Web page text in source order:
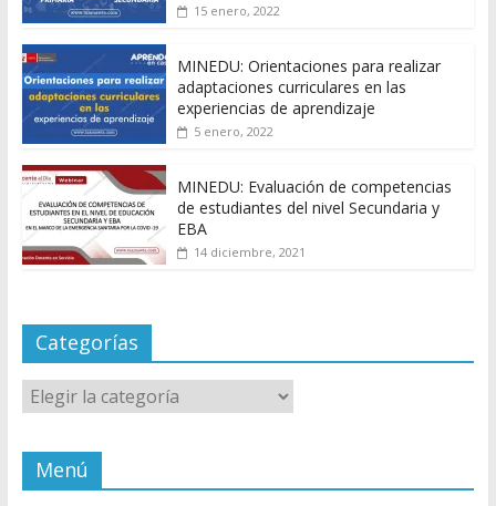
15 enero, 2022
MINEDU: Orientaciones para realizar
adaptaciones curriculares en las
experiencias de aprendizaje
5 enero, 2022
MINEDU: Evaluación de competencias
de estudiantes del nivel Secundaria y
EBA
14 diciembre, 2021
Categorías
Categorías
Menú